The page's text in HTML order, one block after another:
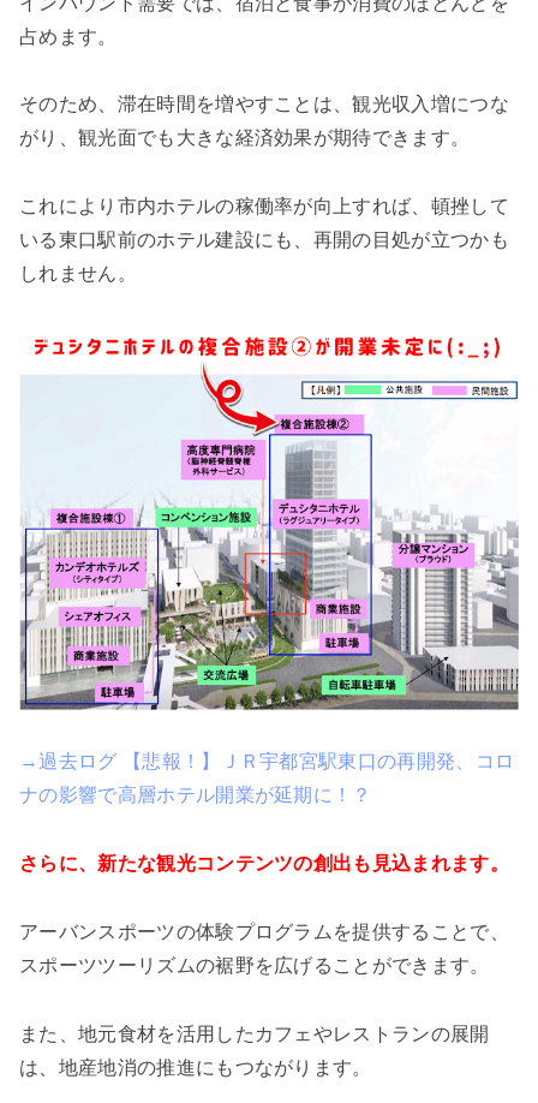
占めます。
そのため、滞在時間を増やすことは、観光収入増につな
がり、観光面でも大きな経済効果が期待できます。
これにより市内ホテルの稼働率が向上すれば、頓挫して
いる東口駅前のホテル建設にも、再開の目処が立つかも
しれません。
→過去ログ 【悲報！】ＪＲ宇都宮駅東口の再開発、コロ
ナの影響で高層ホテル開業が延期に！？
さらに、新たな観光コンテンツの創出も見込まれます。
アーバンスポーツの体験プログラムを提供することで、
スポーツツーリズムの裾野を広げることができます。
また、地元食材を活用したカフェやレストランの展開
は、地産地消の推進にもつながります。